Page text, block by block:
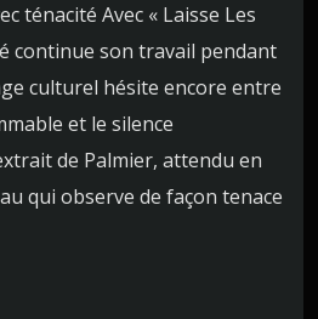
ténacité Avec « Laisse Les
continue son travail pendant
culturel hésite encore entre
et le silence
de Palmier, attendu en
qui observe de façon tenace